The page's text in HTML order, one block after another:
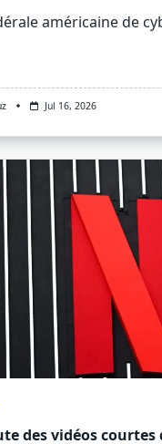
américaine de
Jul 16, 2026
des vidéos courtes